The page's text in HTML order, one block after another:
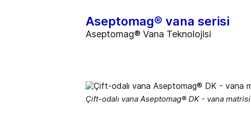
Aseptomag® vana serisi
Aseptomag® Vana Teknolojisi
Çift-odalı vana Aseptomag® DK - vana matrisi